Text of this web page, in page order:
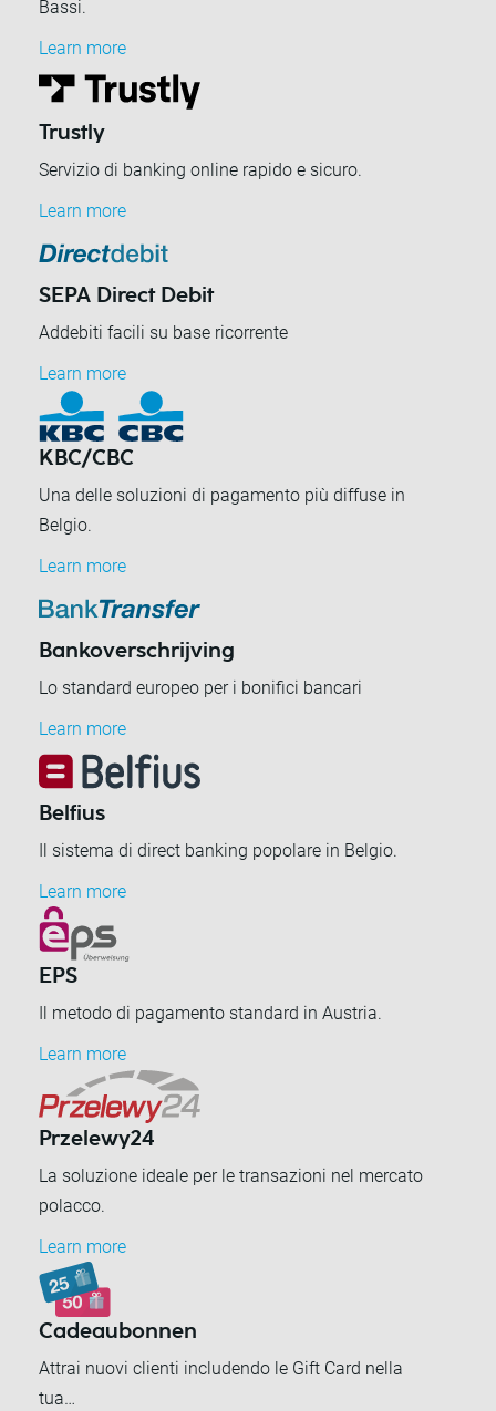
Bassi.
Learn more
Trustly
Servizio di banking online rapido e sicuro.
Learn more
SEPA Direct Debit
Addebiti facili su base ricorrente
Learn more
KBC/CBC
Una delle soluzioni di pagamento più diffuse in
Belgio.
Learn more
Bankoverschrijving
Lo standard europeo per i bonifici bancari
Learn more
Belfius
Il sistema di direct banking popolare in Belgio.
Learn more
EPS
Il metodo di pagamento standard in Austria.
Learn more
Przelewy24
La soluzione ideale per le transazioni nel mercato
polacco.
Learn more
Cadeaubonnen
Attrai nuovi clienti includendo le Gift Card nella
tua…